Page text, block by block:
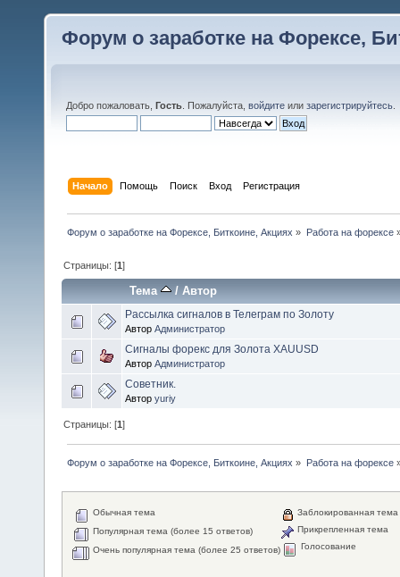
Форум о заработке на Форексе,
Добро пожаловать, Гость . Пожалуйста, войдите или зарегистрируйтесь
Начало Помощь Поиск Вход Регистрация
Форум о заработке на Форексе, Биткоине, Акциях » Работа на форексе
Страницы: [1]
Тема /Автор
Рассылка сигналов в Телеграм по Золоту
Автор Администратор
Сигналы форекс для Золота XAUUSD
Автор Администратор
Советник.
Автор yuriy
Страницы: [1]
Форум о заработке на Форексе, Биткоине, Акциях » Работа на форексе
Обычная тема
Популярная тема (более 15 ответов)
Очень популярная тема (более 25 ответов)
Заблокированная тема
Прикрепленная тема
Голосование